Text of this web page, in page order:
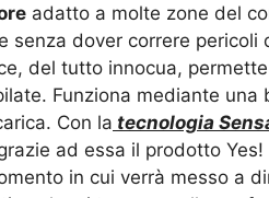
adatto a molte zone del
senza dover correre pericoli
del tutto innocua,
Funziona mediante una
Con la tecnologia
ad essa il prodotto Yes!
in cui verrà messo a